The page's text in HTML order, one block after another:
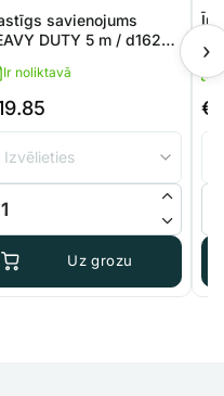
10 m / d102 mm daudzums
savienojums
DUTY 5 m / d162
Ir noliktavā
savienojums HEAVY
Uz grozu
€
›